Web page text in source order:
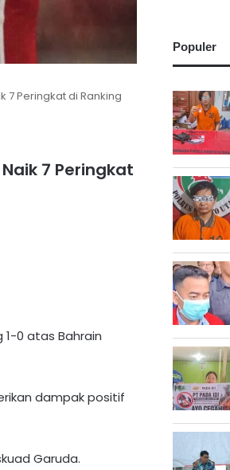
7 Peringkat di Ranking
7 Peringkat
0 atas Bahrain
dampak positif
Garuda.
Populer